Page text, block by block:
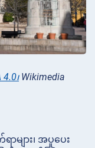
4.0၊Wikimedia
ျား၊ အပူပေး